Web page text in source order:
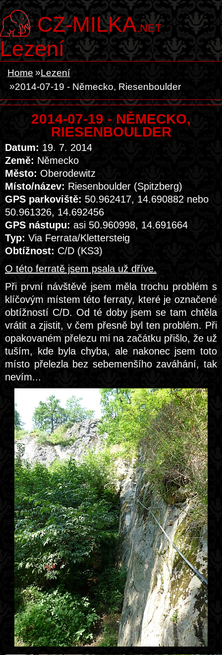
CZ-MILKA.NET
Lezení
Home
Lezení
2014-07-19 - Německo, Riesenboulder
2014-07-19 - NĚMECKO,
RIESENBOULDER
Datum: 19. 7. 2014
Země: Německo
Město: Oberodewitz
Místo/název: Riesenboulder (Spitzberg)
GPS parkoviště: 50.962417, 14.690882 nebo
50.961326, 14.692456
GPS nástupu: asi 50.960998, 14.691664
Typ: Via Ferrata/Klettersteig
Obtížnost: C/D (KS3)
O této ferratě jsem psala už dříve.
Při první návštěvě jsem měla trochu problém s
klíčovým místem této ferraty, které je označené
obtížností C/D. Od té doby jsem se tam chtěla
vrátit a zjistit, v čem přesně byl ten problém. Při
opakovaném přelezu mi na začátku přišlo, že už
tuším, kde byla chyba, ale nakonec jsem toto
místo přelezla bez sebemenšího zaváhání, tak
nevím...